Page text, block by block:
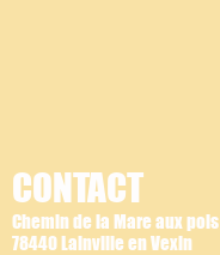
CONTACT
Chemin de la Mare aux pois
78440 Lainville en Vexin